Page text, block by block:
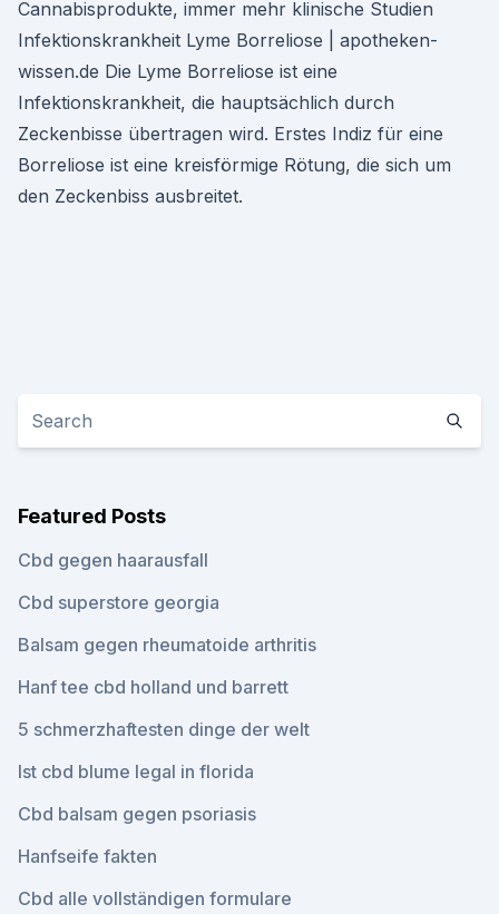
Cannabisprodukte, immer mehr klinische Studien
Infektionskrankheit Lyme Borreliose | apotheken-
wissen.de Die Lyme Borreliose ist eine
Infektionskrankheit, die hauptsächlich durch
Zeckenbisse übertragen wird. Erstes Indiz für eine
Borreliose ist eine kreisförmige Rötung, die sich um
den Zeckenbiss ausbreitet.
Featured Posts
Cbd gegen haarausfall
Cbd superstore georgia
Balsam gegen rheumatoide arthritis
Hanf tee cbd holland und barrett
5 schmerzhaftesten dinge der welt
Ist cbd blume legal in florida
Cbd balsam gegen psoriasis
Hanfseife fakten
Cbd alle vollständigen formulare